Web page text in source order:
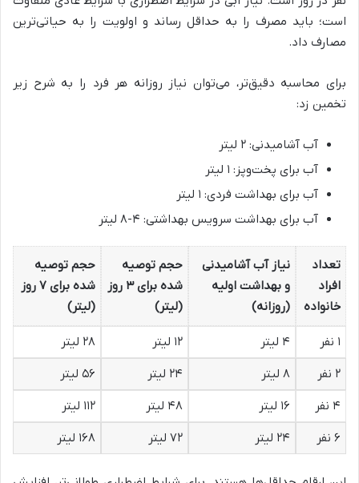
است؛ باید مصرف را به حداقل رساند و اولویت را به حیاتی‌ترین
مصارف داد.
برای محاسبه دقیق‌تر، می‌توان نیاز روزانه هر فرد را به شرح زیر
تخمین زد:
آب آشامیدنی: ۲ لیتر
آب برای پخت‌وپز: ۱ لیتر
آب برای بهداشت فردی: ۱ لیتر
آب برای بهداشت سرویس بهداشتی: ۴-۸ لیتر
تعداد
افراد
خانواده
نیاز آب آشامیدنی
و بهداشت اولیه
(روزانه)
حجم توصیه
شده برای ۳ روز
(لیتر)
حجم توصیه
شده برای ۷ روز
(لیتر)
۱ نفر ۴ لیتر ۱۲ لیتر
۲۸ لیتر
۲ نفر
۸ لیتر ۲۴ لیتر
۵۶ لیتر
۴ نفر
۱۶ لیتر ۴۸ لیتر
۱۱۲ لیتر
۶ نفر
۲۴ لیتر ۷۲ لیتر ۱۶۸ لیتر